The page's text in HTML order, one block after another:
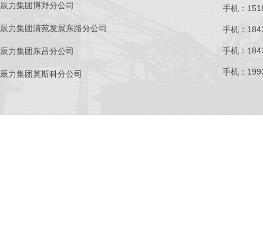
辰力集团博野分公司
辰力集团清苑发展东路分公司
辰力集团东吕分公司
辰力集团莫斯科分公司
手机：
手机：
手机：
手机：